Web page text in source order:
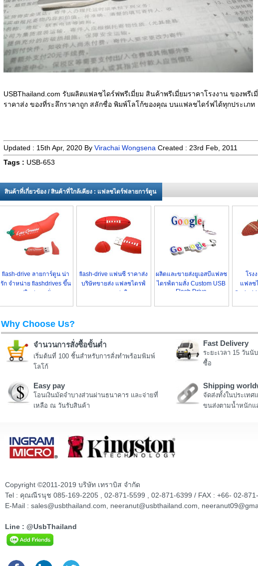
USBThailand.com รับผลิตแฟลชไดร์ฟพรีเมี่ยม สินค้าพรีเมี่ยมราคาโรงงาน ของพรีเ
ราคาส่ง ของที่ระลึกราคาถูก สลักชื่อ พิมพ์โลโก้ของคุณ บนแฟลชไดร์ฟได้ทุกประเภท
Updated : 15th Apr, 2020 By Virachai Wongsena Created : 23rd Feb, 2011
Tags : USB-653
สินค้าที่เกี่ยวข้อง / สินค้าที่ใกล้เคียง : แฟลชไดร์ฟลายการ์ตูน
flash-drive ลายการ์ตูน น่า
รัก จำหน่าย flashdrives ขึ้น
รูปใหม่ตามสั่ง
flash-drive แฟนซี ราคาส่ง
บริษัทขายส่ง แฟลชไดรฟ์
ราคาถูกกว่าใคร
ผลิตและขายส่งยูเอสบีแฟลช
ไดรฟ์ตามสั่ง Custom USB
Flash Drive
โรง
แฟลช
flash-
Why Choose Us?
จำนวนการสั่งซื้อขั้นต่ำ
เริ่มต้นที่ 100 ชิ้นสำหรับการสั่งทำพร้อมพิมพ์
โลโก้
Fast Delivery
ระยะเวลา 15 วัน
ซื้อ
Easy pay
โอนเงินมัดจำบางส่วนผ่านธนาคาร และจ่ายที่
เหลือ ณ วันรับสินค้า
Shipping
จัดส่งทั้งในประเทศ
ขนส่งตามน้ำหนักแ
Copyright ©2011-2019 บริษัท เทราบิส จำกัด
Tel : คุณณีรนุช 085-169-2205 , 02-871-5599 , 02-871-6399 / FAX : +66- 02-
E-Mail : sales@usbthailand.com, neeranut@usbthailand.com,
Line : @UsbThailand